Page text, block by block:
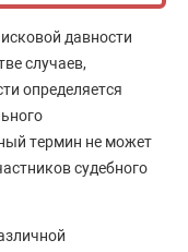
давности
случаев,
определяется
термин не может
судебного